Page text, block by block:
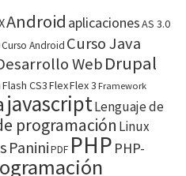
Android aplicacionesAS 3.0
Curso Android Curso Java
WebDrupal
Flash CS3FlexFlex 3 Framework
javascriptLenguaje de
programación Linux
Panini PDF PHP PHP-